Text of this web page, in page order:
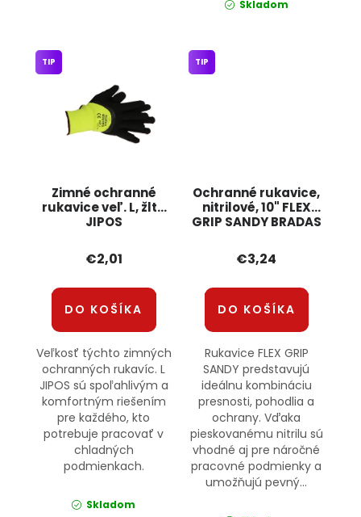
Skladom
Zimné ochranné
rukavice veľ. L, žlté
JIPOS
TIP
€2,01
DO KOŠÍKA
Veľkosť týchto zimných
ochranných rukavíc. L
JIPOS sú spoľahlivým a
komfortným riešením
pre každého, kto
potrebuje pracovať v
chladných
podmienkach.
Skladom
Ochranné rukavice,
nitrilové, 10" FLEX
GRIP SANDY BRADAS
TIP
€3,24
DO KOŠÍKA
Rukavice FLEX GRIP
SANDY predstavujú
ideálnu kombináciu
presnosti, pohodlia a
ochrany. Vďaka
pieskovanému nitrilu sú
vhodné aj pre náročné
pracovné podmienky a
umožňujú pevný...